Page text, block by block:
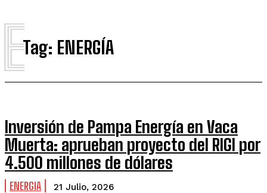
Tag: ENERGÍA
E
Inversión de Pampa Energía en Vaca
Muerta: aprueban proyecto del RIGI por
4.500 millones de dólares
ENERGIA 21 Julio, 2026